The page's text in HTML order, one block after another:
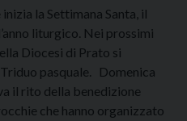
la Settimana Santa, il
liturgico. Nei prossimi
Diocesi di Prato si
pasquale. Domenica
il rito della benedizione
che hanno organizzato